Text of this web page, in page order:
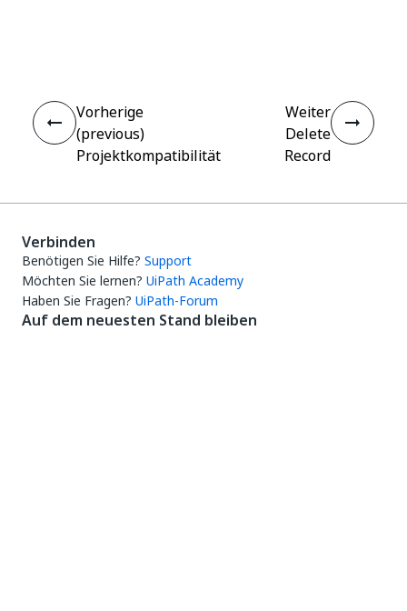
Vorherige
(previous)
Projektkompatibilität
Weiter
Delete
Record
Verbinden
Benötigen Sie Hilfe? Support
Möchten Sie lernen? UiPath Academy
Haben Sie Fragen? UiPath-Forum
Auf dem neuesten Stand bleiben